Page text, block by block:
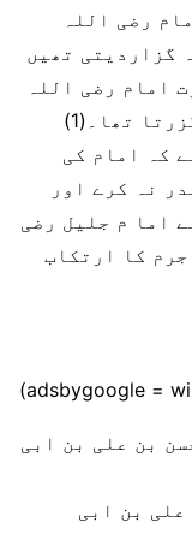
رضی اللہ
گزاردیتی تھیں
امام رضی اللہ
تعالیٰ عنہ کی یاد اور محبت میں گزرتا تھا۔(1)
کہ امام کی
نہ کرے اور
اما م جلیل رضی
کا ارتکاب
(adsbygoogle =
بن علی بن ابی
علی بن ابی